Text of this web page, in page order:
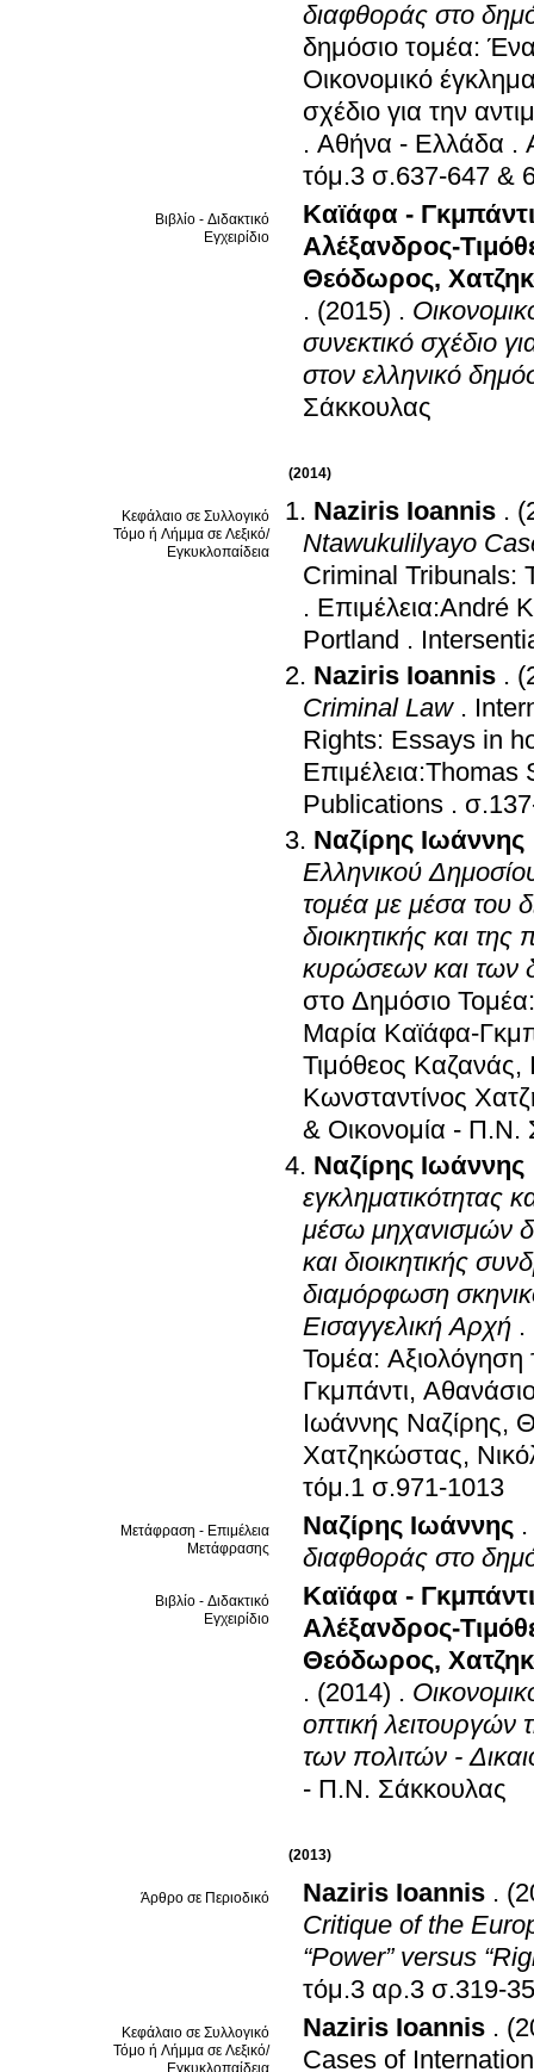
διαφθοράς στο
δημόσιο τομέα: Ένα
Οικονομικό
σχέδιο για την
. Αθήνα - Ελλάδα .
τόμ.3 σ.637-647
Βιβλίο - Διδακτικό
Εγχειρίδιο
Καϊάφα -
Αλέξανδρος-
Θεόδωρος,
. (2015) .
συνεκτικό σχέδιο
στον ελληνικό
Σάκκουλας
(2014)
Κεφάλαιο σε Συλλογικό
Τόμο ή Λήμμα σε Λεξικό/
Εγκυκλοπαίδεια
Naziris Ioannis .
Ntawukulilyayo
Criminal Tribunals:
. Επιμέλεια:André
Portland .
Naziris Ioannis .
Criminal Law .
Rights: Essays in
Publications .
Ναζίρης Ιωάννης
Ελληνικού
τομέα με μέσα του
διοικητικής και
κυρώσεων και των
στο Δημόσιο
Μαρία Καϊάφα-
Τιμόθεος
Κωνσταντίνος
& Οικονομία - Π.Ν.
Ναζίρης Ιωάννης
εγκληματικότητας
μέσω μηχανισμών
και διοικητικής
διαμόρφωση
Εισαγγελική Αρχή .
Τομέα: Αξιολόγηση
Γκμπάντι,
Ιωάννης Ναζίρης,
Χατζηκώστας,
τόμ.1 σ.971-1013
Μετάφραση - Επιμέλεια
Μετάφρασης
Ναζίρης Ιωάννης .
διαφθοράς στο
Βιβλίο - Διδακτικό
Εγχειρίδιο
Καϊάφα -
Αλέξανδρος-
Θεόδωρος,
. (2014) .
οπτική λειτουργών
των πολιτών -
- Π.Ν. Σάκκουλας
(2013)
Άρθρο σε Περιοδικό Naziris Ioannis .
Critique of the
“Power” versus
τόμ.3 αρ.3
Κεφάλαιο σε Συλλογικό
Τόμο ή Λήμμα σε Λεξικό/
Εγκυκλοπαίδεια
Naziris Ioannis .
Cases of